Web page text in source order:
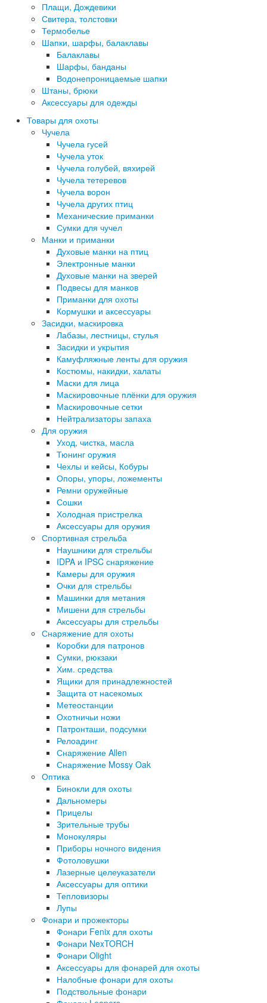
Плащи, Дождевики
Свитера, толстовки
Термобелье
Шапки, шарфы, балаклавы
Балаклавы
Шарфы, банданы
Водонепроницаемые шапки
Штаны, брюки
Аксессуары для одежды
Товары для охоты
Чучела
Чучела гусей
Чучела уток
Чучела голубей, вяхирей
Чучела тетеревов
Чучела ворон
Чучела других птиц
Механические приманки
Сумки для чучел
Манки и приманки
Духовые манки на птиц
Электронные манки
Духовые манки на зверей
Подвесы для манков
Приманки для охоты
Кормушки и аксессуары
Засидки, маскировка
Лабазы, лестницы, стулья
Засидки и укрытия
Камуфляжные ленты для оружия
Костюмы, накидки, халаты
Маски для лица
Маскировочные плёнки для оружия
Маскировочные сетки
Нейтрализаторы запаха
Для оружия
Уход, чистка, масла
Тюнинг оружия
Чехлы и кейсы, Кобуры
Опоры, упоры, ложементы
Ремни оружейные
Сошки
Холодная пристрелка
Аксессуары для оружия
Спортивная стрельба
Наушники для стрельбы
IDPA и IPSC снаряжение
Камеры для оружия
Очки для стрельбы
Машинки для метания
Мишени для стрельбы
Аксессуары для стрельбы
Снаряжение для охоты
Коробки для патронов
Сумки, рюкзаки
Хим. средства
Ящики для принадлежностей
Защита от насекомых
Метеостанции
Охотничьи ножи
Патронташи, подсумки
Релоадинг
Снаряжение Allen
Снаряжение Mossy Oak
Оптика
Бинокли для охоты
Дальномеры
Прицелы
Зрительные трубы
Монокуляры
Приборы ночного видения
Фотоловушки
Лазерные целеуказатели
Аксессуары для оптики
Тепловизоры
Лупы
Фонари и прожекторы
Фонари Fenix для охоты
Фонари NexTORCH
Фонари Olight
Аксессуары для фонарей для охоты
Налобные фонари для охоты
Подствольные фонари